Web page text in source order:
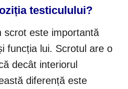
testiculului?
scrot este importantă
funcția lui. Scrotul are o
decât interiorul
diferență este